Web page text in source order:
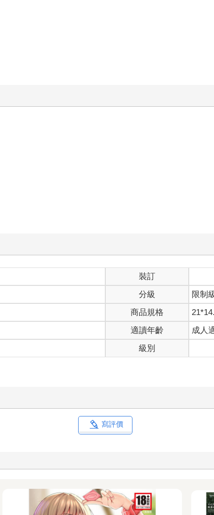
裝訂
分級
限制
商品規格
適讀年齡
成人
級別
寫評價